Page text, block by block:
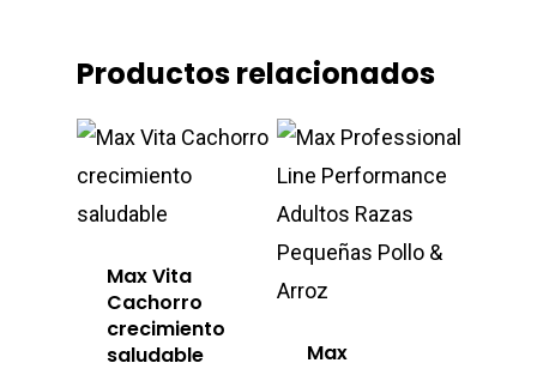
Productos relacionados
Max Vita
Cachorro
crecimiento
saludable
Max